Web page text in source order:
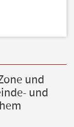
und
und